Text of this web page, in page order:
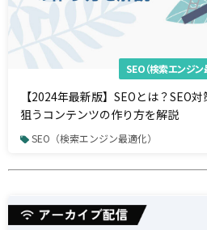
SEO（検索エンジン
【2024年最新版】SEOとは？SEO
狙うコンテンツの作り方を解説
SEO（検索エンジン最適化）